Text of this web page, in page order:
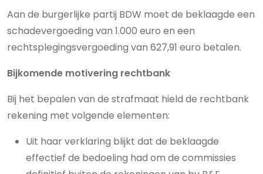
Aan de burgerlijke partij BDW moet de beklaagde een
schadevergoeding van 1.000 euro en een
rechtsplegingsvergoeding van 627,91 euro betalen.
Bijkomende motivering rechtbank
Bij het bepalen van de strafmaat hield de rechtbank
rekening met volgende elementen:
Uit haar verklaring blijkt dat de beklaagde
effectief de bedoeling had om de commissies